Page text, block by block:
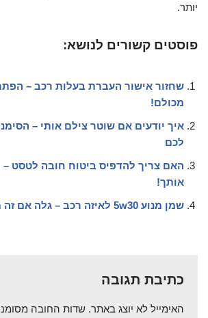
יותר.
פוסטים קשורים לנושא:
שחזור אישור העברת בעלות רכב –
מכולם!
איך יודעים אם שוטר צילם אותי –
לכם
האם צריך להדפיס ביטוח חובה לטסט
אותך!
שמן מנוע 5w30 לאיזה רכב – גלה אם זה מתאים לשלך!
כתיבת תגובה
האימייל לא יוצג באתר. שדות החובה